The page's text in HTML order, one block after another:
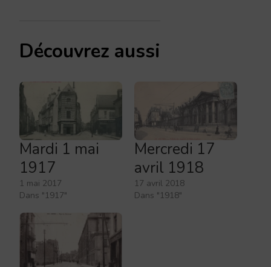
Découvrez aussi
Mardi 1 mai
1917
1 mai 2017
Dans "1917"
Mercredi 17
avril 1918
17 avril 2018
Dans "1918"